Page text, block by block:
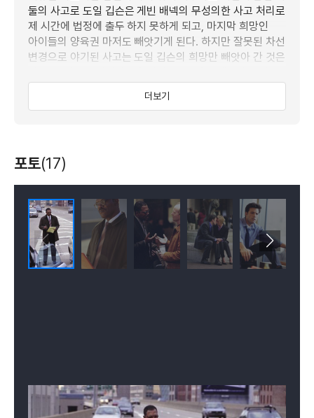
둘의 사고로 도일 깁슨은 게빈 배넥의 무성의한 사고 처리로
제 시간에 법정에 출두 하지 못하게 되고, 마지막 희망인
아이들의 양육권 마저도 빼앗기게 된다. 하지만 잘못된 차선
변경으로 야기된 사고는 도일 깁슨의 희망만 빼앗아 간 것은
제출 서류를 분실 한 것이다.
있는 서류를 손에 넣게 된 것이다. 그 증거서류가 없으면
위해 애써온 모든 노력이 하루아침에 물거품이 되고 마는
것이다.
이제 이 둘은 한번의 잘못된 차선 변경으로 인해 만들어진
악연을 풀어나가야 할 숙제가 주어지는데…..
더보기
포토(17)